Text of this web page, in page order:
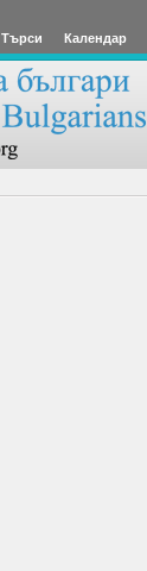
Търси Календар